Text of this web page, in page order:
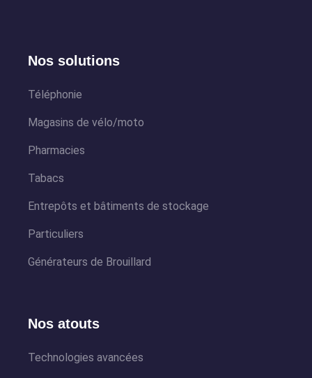
Nos solutions
Téléphonie
Magasins de vélo/moto
Pharmacies
Tabacs
Entrepôts et bâtiments de stockage
Particuliers
Générateurs de Brouillard
Nos atouts
Technologies avancées